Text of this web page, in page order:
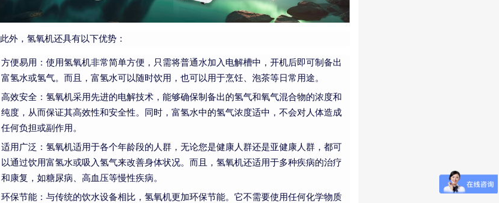
此外，氢氧机还具有以下优势：
方便易用：使用氢氧机非常简单方便，只需将普通水加入电解槽中，开机后即可制备出
富氢水或氢气。而且，富氢水可以随时饮用，也可以用于烹饪、泡茶等日常用途。
高效安全：氢氧机采用先进的电解技术，能够确保制备出的氢气和氧气混合物的浓度和
纯度，从而保证其高效性和安全性。同时，富氢水中的氢气浓度适中，不会对人体造成
任何负担或副作用。
适用广泛：氢氧机适用于各个年龄段的人群，无论您是健康人群还是亚健康人群，都可
以通过饮用富氢水或吸入氢气来改善身体状况。而且，氢氧机还适用于多种疾病的治疗
和康复，如糖尿病、高血压等慢性疾病。
环保节能：与传统的饮水设备相比，氢氧机更加环保节能。它不需要使用任何化学物质